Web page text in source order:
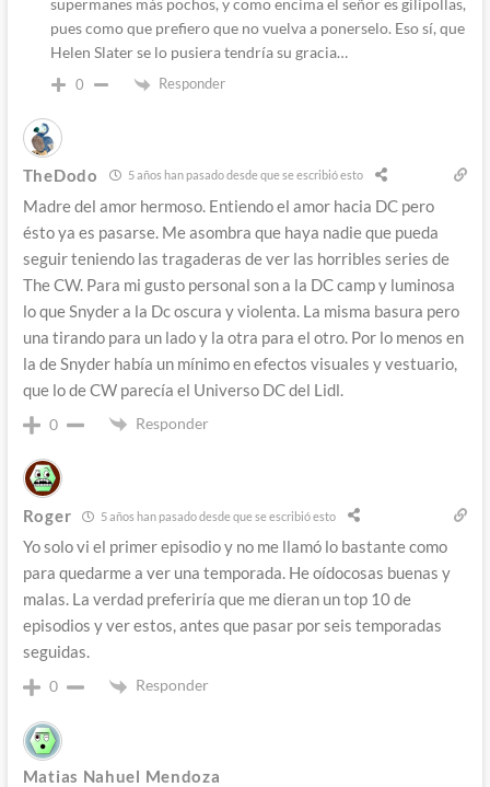
supermanes más pochos, y como encima el señor es gilipollas,
pues como que prefiero que no vuelva a ponerselo. Eso sí, que
Helen Slater se lo pusiera tendría su gracia…
0 Responder
TheDodo 5 años han pasado desde que se escribió esto
Madre del amor hermoso. Entiendo el amor hacia DC pero
ésto ya es pasarse. Me asombra que haya nadie que pueda
seguir teniendo las tragaderas de ver las horribles series de
The CW. Para mi gusto personal son a la DC camp y luminosa
lo que Snyder a la Dc oscura y violenta. La misma basura pero
una tirando para un lado y la otra para el otro. Por lo menos en
la de Snyder había un mínimo en efectos visuales y vestuario,
que lo de CW parecía el Universo DC del Lidl.
0 Responder
Roger 5 años han pasado desde que se escribió esto
Yo solo vi el primer episodio y no me llamó lo bastante como
para quedarme a ver una temporada. He oídocosas buenas y
malas. La verdad preferiría que me dieran un top 10 de
episodios y ver estos, antes que pasar por seis temporadas
seguidas.
0 Responder
Matias Nahuel Mendoza